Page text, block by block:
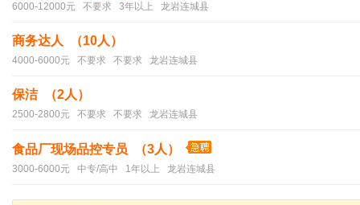
6000-12000元 不要求 3年以上 龙岩连城县
商务达人 （10人）
4000-6000元 不要求 不要求 龙岩连城县
保洁 （2人）
2500-2800元 不要求 不要求 龙岩连城县
食品厂现场品控专员 （3人）
3000-6000元 中专/高中 1年以上 龙岩连城县